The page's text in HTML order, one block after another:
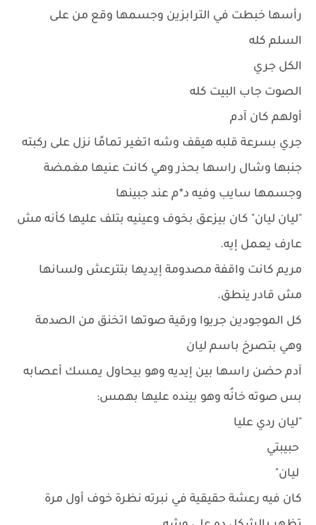
رأسها خبطت في الترابزين وجسمها وقع من على
السلم كله
الكل جري
الصوت جاب البيت كله
أولهم كان آدم
جري بسرعة قلبه هيقف وشه اتغير تمامًا نزل على ركبته
جنبها وشال راسها بحذر وهي كانت عنيها مغمضة
وجسمها سايب وفيه د*م عند جبينها
"ليان ليان" كان بيزعق بخوف وعينيه بتلف عليها كأنه مش
عارف يعمل إيه.
مريم كانت واقفة مصدومة إيديها بتترعش ولسانها
مش قادر ينطق.
كل الموجودين جريوا ورقية صوتها اتخنق من الصدمة
وهي بتصرخ باسم ليان
آدم حضن راسها بين إيديه وهو بيحاول يمسك أعصابه
بس صوته خانُه وهو بينده عليها بهمس:
"ليان ردي عليا
حبيبتي
ليان"
كان فيه رعشة حقيقية في نبرته نظرة خوف أول مرة